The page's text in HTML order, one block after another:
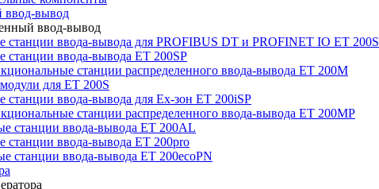
ввод-вывод
ввод-вывод
станции ввода-вывода для PROFIBUS DT и PROFINET IO ET 200S
станции ввода-вывода ET 200SP
станции распределенного ввода-вывода ET 200M
для ET 200S
станции ввода-вывода для Ex-зон ET 200iSP
станции распределенного ввода-вывода ET 200MP
станции ввода-вывода ET 200AL
станции ввода-вывода ET 200pro
станции ввода-вывода ET 200ecoPN